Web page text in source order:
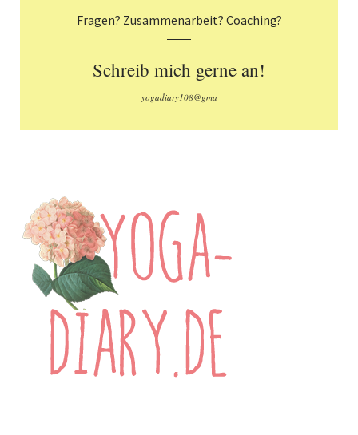
Fragen? Zusammenarbeit? Coaching?
Schreib mich gerne an!
yogadiary108@gma